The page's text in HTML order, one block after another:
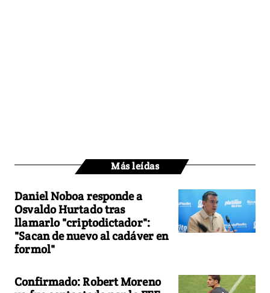
Más leídas
Daniel Noboa responde a
Osvaldo Hurtado tras
llamarlo "criptodictador":
"Sacan de nuevo al cadáver en
formol"
Confirmado: Robert Moreno